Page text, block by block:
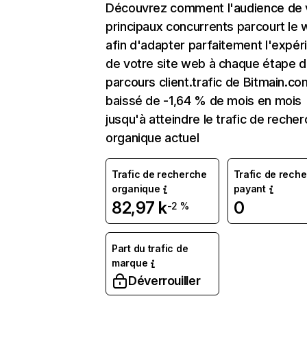
Découvrez comment l'audience de
principaux concurrents parcourt le
afin d'adapter parfaitement
de votre site web à chaque étape
parcours client.trafic de
baissé de -1,64 % de mois en mois
jusqu'à atteindre le trafic de
organique actuel
Trafic de recherche
organique
82,97 k-2 %
Trafic de
payant
0
Part du trafic de
marque
Déverrouiller